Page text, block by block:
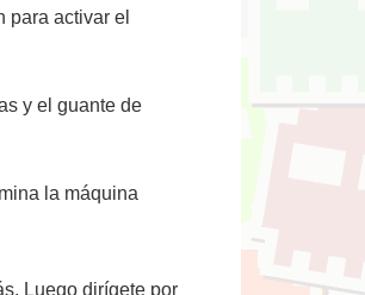
para activar el
y el guante de
la máquina
Luego dirígete por